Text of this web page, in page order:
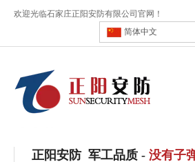
欢迎光临石家庄正阳安防有限公司官网！
简体中文
正阳安防 军工品质 - 没有子